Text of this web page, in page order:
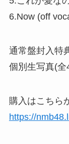
6.Now (off
通常盤封入特
個別生写真(
購入はこちら
https://